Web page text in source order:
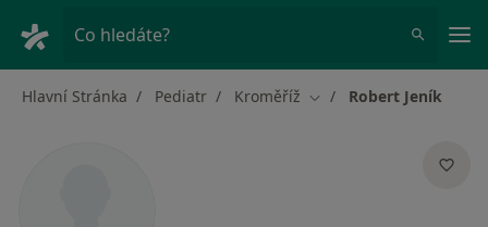
Co hledáte?
Hlavní Stránka Pediatr Kroměříž Změna města
Robert Jeník